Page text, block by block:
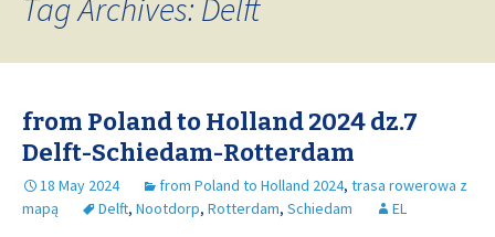
Tag Archives: Delft
from Poland to Holland 2024 dz.7
Delft-Schiedam-Rotterdam
18 May 2024 from Poland to Holland 2024, trasa rowerowa z
mapą
Delft, Nootdorp, Rotterdam, Schiedam EL